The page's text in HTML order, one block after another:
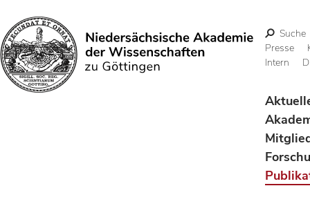
Suchen
Suche
Presse
Intern